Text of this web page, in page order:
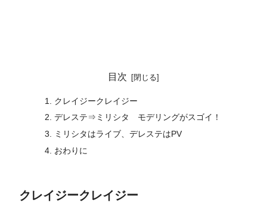
目次
クレイジークレイジー
デレステ⇒ミリシタ モデリングがスゴイ！
ミリシタはライブ、デレステはPV
おわりに
クレイジークレイジー